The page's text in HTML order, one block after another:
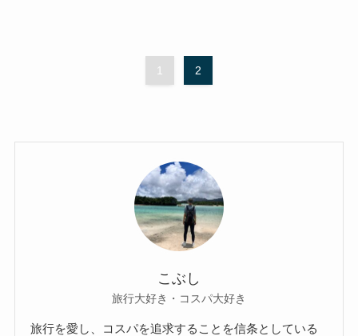
1 2
こぶし
旅行大好き・コスパ大好き
旅行を愛し、コスパを追求することを信条としている